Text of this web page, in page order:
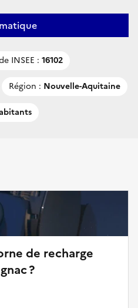
INSEE : 16102
Région : Nouvelle-Aquitaine
de recharge
?